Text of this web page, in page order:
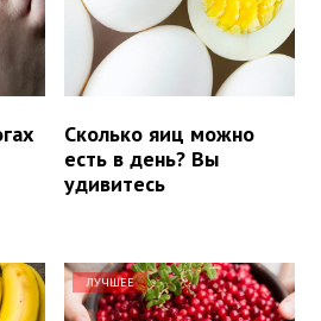
Сколько яиц можно
есть в день? Вы
удивитесь
ЛУЧШЕЕ